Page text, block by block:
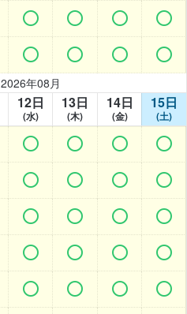
   
   
2026年08月
12日
(水)
13日
(木)
14日
(金)
15日
(土)
   
   
   
   
   